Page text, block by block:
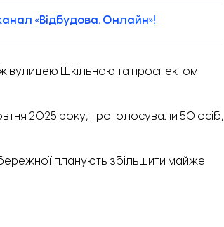
«Відбудова. Онлайн»!
вулицею Шкільною та проспектом
2025 року, проголосували 50 осіб,
планують збільшити майже